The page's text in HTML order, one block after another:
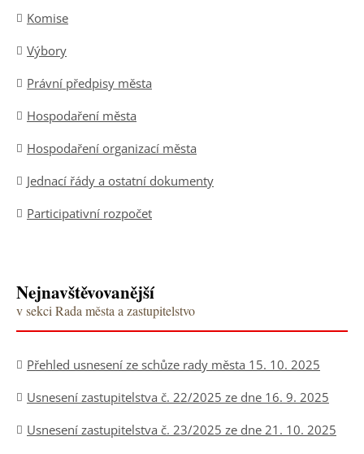
Komise
Výbory
Právní předpisy města
Hospodaření města
Hospodaření organizací města
Jednací řády a ostatní dokumenty
Participativní rozpočet
Nejnavštěvovanější
v sekci Rada města a zastupitelstvo
Přehled usnesení ze schůze rady města 15. 10. 2025
Usnesení zastupitelstva č. 22/2025 ze dne 16. 9. 2025
Usnesení zastupitelstva č. 23/2025 ze dne 21. 10. 2025